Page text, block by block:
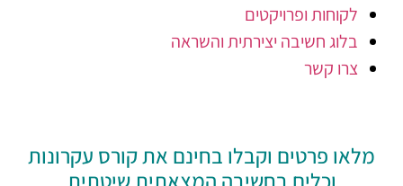
לקוחות ופרויקטים
בלוג חשיבה יצירתית והשראה
צרו קשר
מלאו פרטים וקבלו בחינם את קורס עקרונות